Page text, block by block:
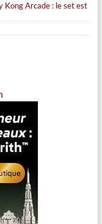
Kong Arcade : le set est